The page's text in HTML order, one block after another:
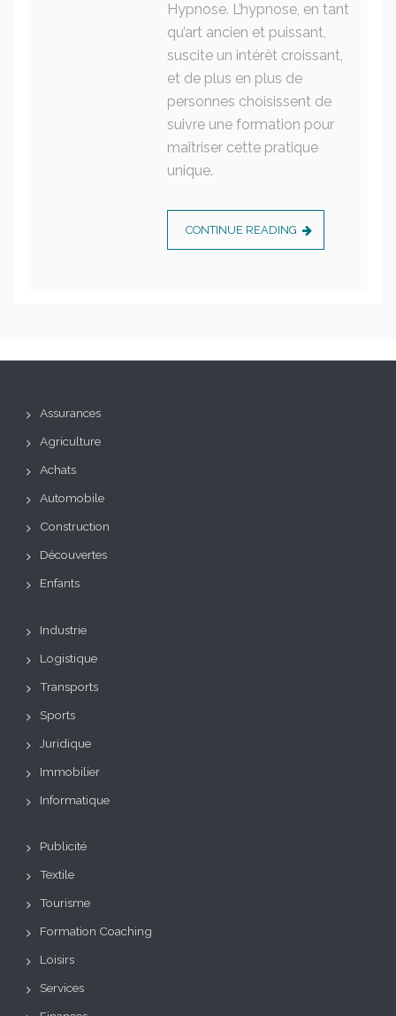
Hypnose. L’hypnose, en tant
qu’art ancien et puissant,
suscite un intérêt croissant,
et de plus en plus de
personnes choisissent de
suivre une formation pour
maîtriser cette pratique
unique.
CONTINUE READING
Assurances
Agriculture
Achats
Automobile
Construction
Découvertes
Enfants
Industrie
Logistique
Transports
Sports
Juridique
Immobilier
Informatique
Publicité
Textile
Tourisme
Formation Coaching
Loisirs
Services